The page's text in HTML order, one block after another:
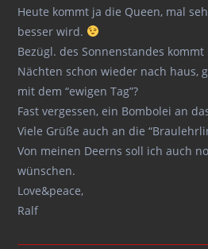
Heute kommt ja die Queen, mal
besser wird.
Bezügl. des Sonnenstandes
Nächten schon wieder nach haus,
mit dem “ewigen Tag”?
Fast vergessen, ein Bombolei an
Viele Grüße auch an die
Von meinen Deerns soll ich auch
wünschen.
Love&peace,
Ralf